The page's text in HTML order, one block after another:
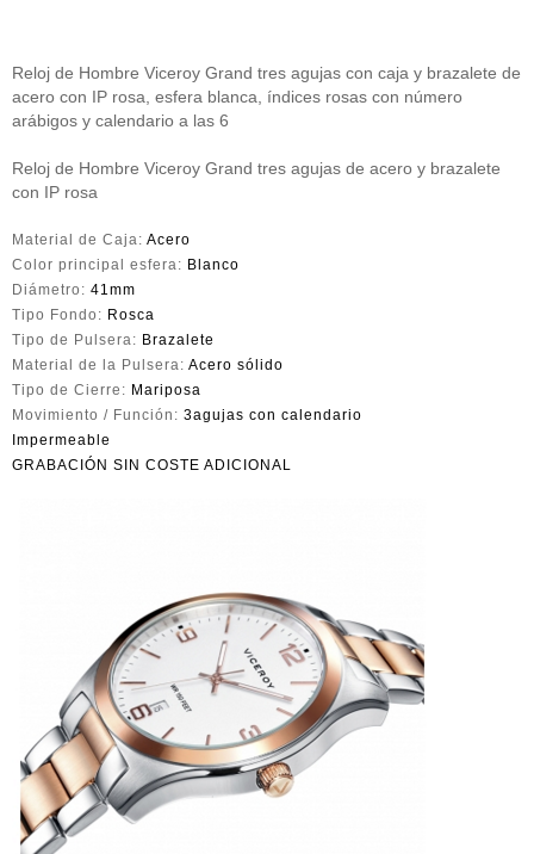
Reloj de Hombre Viceroy Grand tres agujas con caja y brazalete de
acero con IP rosa, esfera blanca, índices rosas con número
arábigos y calendario a las 6
Reloj de Hombre Viceroy Grand tres agujas de acero y brazalete
con IP rosa
Material de Caja: Acero
Color principal esfera: Blanco
Diámetro: 41mm
Tipo Fondo: Rosca
Tipo de Pulsera: Brazalete
Material de la Pulsera: Acero sólido
Tipo de Cierre: Mariposa
Movimiento / Función: 3agujas con calendario
Impermeable
GRABACIÓN SIN COSTE ADICIONAL